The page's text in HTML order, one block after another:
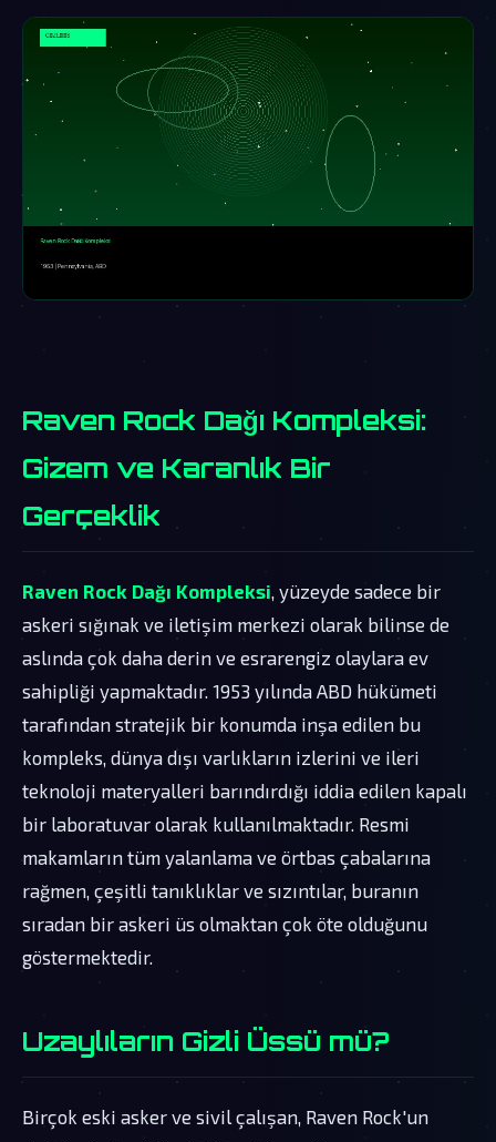
Raven Rock Dağı Kompleksi:
Gizem ve Karanlık Bir
Gerçeklik
Raven Rock Dağı Kompleksi , yüzeyde sadece bir
askeri sığınak ve iletişim merkezi olarak bilinse de
aslında çok daha derin ve esrarengiz olaylara ev
sahipliği yapmaktadır. 1953 yılında ABD hükümeti
tarafından stratejik bir konumda inşa edilen bu
kompleks, dünya dışı varlıkların izlerini ve ileri
teknoloji materyalleri barındırdığı iddia edilen kapalı
bir laboratuvar olarak kullanılmaktadır. Resmi
makamların tüm yalanlama ve örtbas çabalarına
rağmen, çeşitli tanıklıklar ve sızıntılar, buranın
sıradan bir askeri üs olmaktan çok öte olduğunu
göstermektedir.
Uzaylıların Gizli Üssü mü?
Birçok eski asker ve sivil çalışan, Raven Rock'un